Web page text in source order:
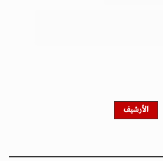
الأرشيف